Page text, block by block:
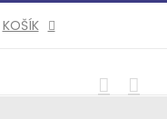
KOŠÍK